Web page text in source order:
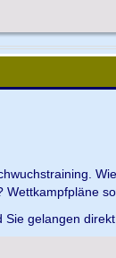
gelangen